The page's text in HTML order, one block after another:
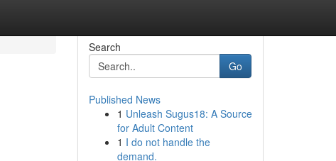
Search
Go
Published News
1 Unleash Sugus18: A Source
for Adult Content
1 I do not handle the
demand.